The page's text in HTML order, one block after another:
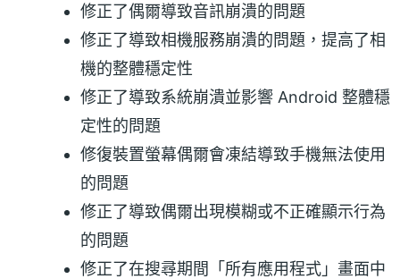
修正了偶爾導致音訊崩潰的問題
修正了導致相機服務崩潰的問題，提高了相
機的整體穩定性
修正了導致系統崩潰並影響 Android 整體穩
定性的問題
修復裝置螢幕偶爾會凍結導致手機無法使用
的問題
修正了導致偶爾出現模糊或不正確顯示行為
的問題
修正了在搜尋期間「所有應用程式」畫面中